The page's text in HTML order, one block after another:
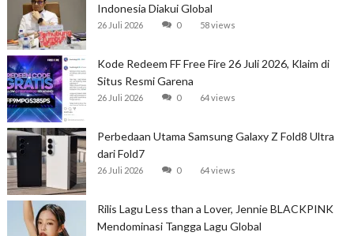
Indonesia Diakui Global
26 Juli 2026 0 58 views
Kode Redeem FF Free Fire 26 Juli 2026, Klaim di
Situs Resmi Garena
26 Juli 2026 0 64 views
Perbedaan Utama Samsung Galaxy Z Fold8 Ultra
dari Fold7
26 Juli 2026 0 64 views
Rilis Lagu Less than a Lover, Jennie BLACKPINK
Mendominasi Tangga Lagu Global